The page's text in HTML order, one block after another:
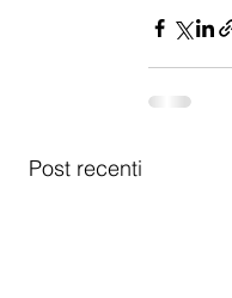
Post recenti